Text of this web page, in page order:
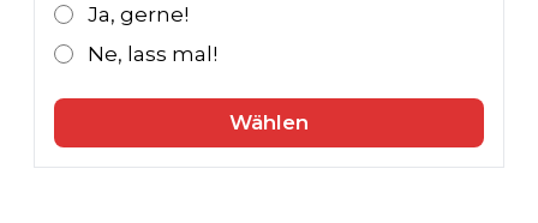
Ja, gerne!
Ne, lass mal!
Wählen